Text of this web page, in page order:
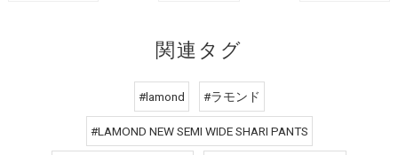
関連タグ
#lamond #ラモンド
#LAMOND NEW SEMI WIDE SHARI PANTS